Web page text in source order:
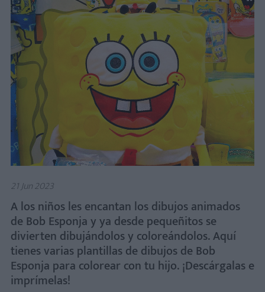
21 Jun 2023
A los niños les encantan los dibujos animados
de Bob Esponja y ya desde pequeñitos se
divierten dibujándolos y coloreándolos. Aquí
tienes varias plantillas de dibujos de Bob
Esponja para colorear con tu hijo. ¡Descárgalas e
imprímelas!